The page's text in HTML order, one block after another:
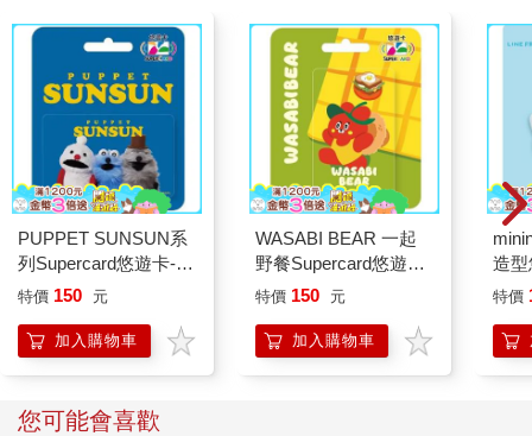
PUPPET SUNSUN系
列Supercard悠遊卡-大
集合【受託代銷】
特價 150 元
加入購物車
WASABI BEAR 一起
野餐Supercard悠遊卡-
辣椒醬熊【受託代銷】
特價 150 元
加入購物車
造型
託
特價
您可能會喜歡